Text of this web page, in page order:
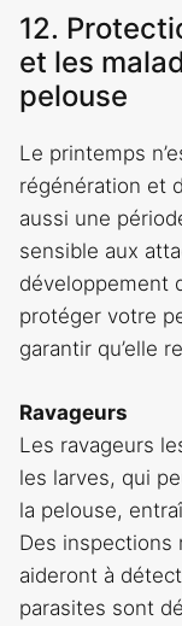
12.
et les
pelouse
Le printemps
régénération et
aussi une
sensible aux
développement
protéger votre
garantir qu’elle
Ravageurs
Les ravageurs
les larves, qui
la pelouse,
Des inspections
aideront à
parasites sont